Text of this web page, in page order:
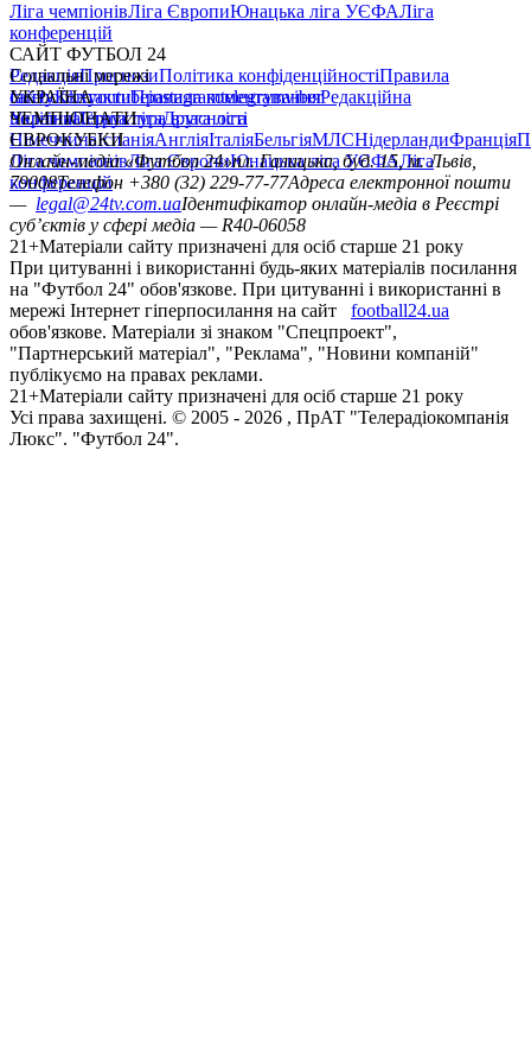
Ліга чемпіонівЛіга ЄвропиЮнацька ліга УЄФАЛіга
конференцій
САЙТ ФУТБОЛ 24
РедакціяПрогнозиПолітика конфіденційностіПравила
сайтуКонтактиПравила коментуванняРедакційна
політикаСтруктура власності
Соціальні мережі
facebookxyoutubeinstagramtelegramviber
УКРАЇНА
УкраїнаПерша лігаДруга ліга
ЧЕМПІОНАТИ
НімеччинаІспаніяАнгліяІталіяБельгіяМЛСНідерландиФранція
ЄВРОКУБКИ
Ліга чемпіонівЛіга ЄвропиЮнацька ліга УЄФАЛіга
конференцій
Онлайн-медіа «Футбол 24»пл. Галицька, буд. 15, м. Львів,
79008Телефон +380 (32) 229-77-77Адреса електронної пошти
— legal@24tv.com.uaІдентифікатор онлайн-медіа в Реєстрі
суб’єктів у сфері медіа — R40-06058
21+Матеріали сайту призначені для осіб старше 21 року
При цитуванні і використанні будь-яких матеріалів посилання
на "Футбол 24" обов'язкове. При цитуванні і використанні в
мережі Інтернет гіперпосилання на сайт
football24.ua
обов'язкове. Матеріали зі знаком "Спецпроект",
"Партнерський матеріал", "Реклама", "Новини компаній"
публікуємо на правах реклами.
21+Матеріали сайту призначені для осіб старше 21 року
Усi права захищенi. © 2005 - 2026 , ПрАТ "Телерадіокомпанія
Люкс". "Футбол 24".